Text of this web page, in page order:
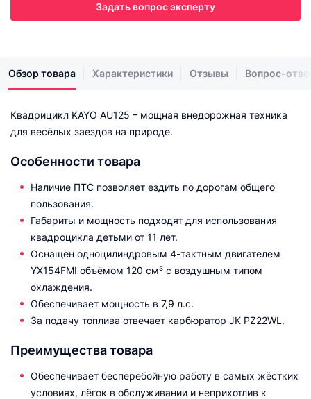
Задать вопрос эксперту
Обзор товара Характеристики Отзывы Вопрос-
Квадрицикл KAYO AU125 – мощная внедорожная техника
для весёлых заездов на природе.
Особенности товара
Наличие ПТС позволяет ездить по дорогам общего
пользования.
Габариты и мощность подходят для использования
квадроцикла детьми от 11 лет.
Оснащён одноцилиндровым 4-тактным двигателем
YX154FMI объёмом 120 см³ с воздушным типом
охлаждения.
Обеспечивает мощность в 7,9 л.с.
За подачу топлива отвечает карбюратор JK PZ22WL.
Преимущества товара
Обеспечивает бесперебойную работу в самых жёстких
условиях, лёгок в обслуживании и неприхотлив к